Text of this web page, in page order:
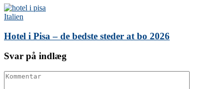
Italien
Hotel i Pisa – de bedste steder at bo 2026
Svar på indlæg